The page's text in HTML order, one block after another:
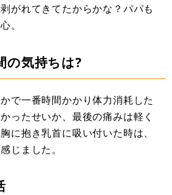
がれてきてたからかな？パパも
。
の気持ちは?
で一番時間かかり体力消耗した
ったせいか、最後の痛みは軽く
に抱き乳首に吸い付いた時は、
じました。